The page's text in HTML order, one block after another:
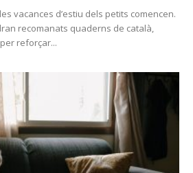
vacances d’estiu dels petits comencen.
recomanats quaderns de català,
reforçar...